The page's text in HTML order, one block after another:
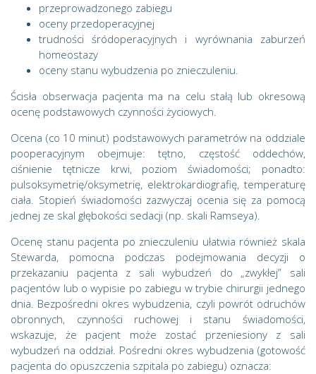
przeprowadzonego zabiegu
oceny przedoperacyjnej
trudności śródoperacyjnych i wyrównania zaburzeń
homeostazy
oceny stanu wybudzenia po znieczuleniu.
Ścisła obserwacja pacjenta ma na celu stałą lub okresową
ocenę podstawowych czynności życiowych.
Ocena (co 10 minut) podstawowych parametrów na oddziale
pooperacyjnym obejmuje: tętno, częstość oddechów,
ciśnienie tętnicze krwi, poziom świadomości; ponadto:
pulsoksymetrię/oksymetrię, elektrokardiografię, temperaturę
ciała. Stopień świadomości zazwyczaj ocenia się za pomocą
jednej ze skal głębokości sedacji (np. skali Ramseya).
Ocenę stanu pacjenta po znieczuleniu ułatwia również skala
Stewarda, pomocna podczas podejmowania decyzji o
przekazaniu pacjenta z sali wybudzeń do „zwykłej” sali
pacjentów lub o wypisie po zabiegu w trybie chirurgii jednego
dnia. Bezpośredni okres wybudzenia, czyli powrót odruchów
obronnych, czynności ruchowej i stanu świadomości,
wskazuje, że pacjent może zostać przeniesiony z sali
wybudzeń na oddział. Pośredni okres wybudzenia (gotowość
pacjenta do opuszczenia szpitala po zabiegu) oznacza: